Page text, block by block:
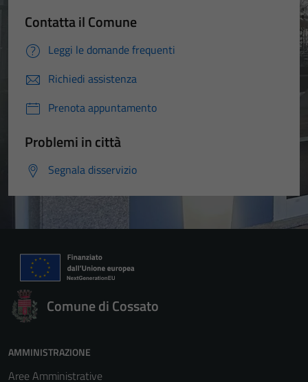
Contatta il Comune
Leggi le domande frequenti
Richiedi assistenza
Prenota appuntamento
Problemi in città
Segnala disservizio
Comune di Cossato
AMMINISTRAZIONE
Aree Amministrative